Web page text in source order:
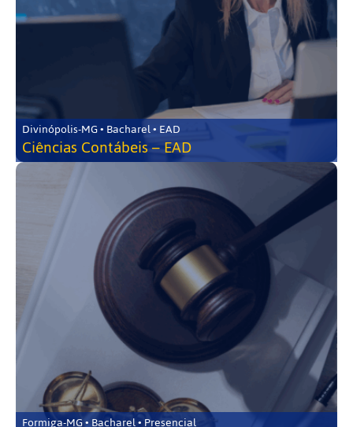
Divinópolis-MG • Bacharel • EAD
Ciências Contábeis – EAD
Formiga-MG • Bacharel • Presencial